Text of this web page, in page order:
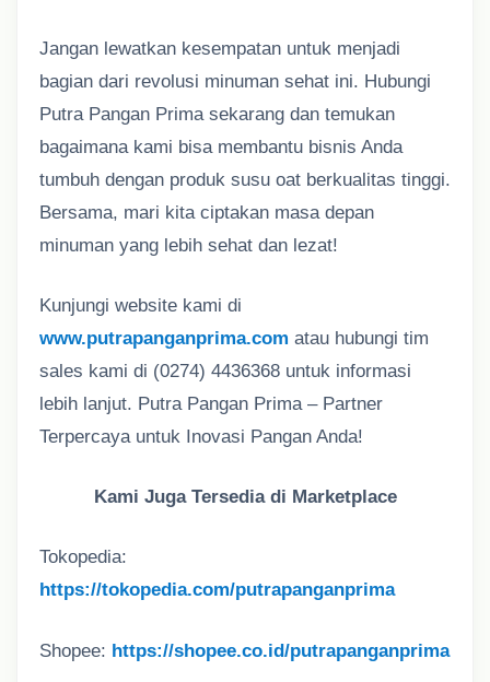
Jangan lewatkan kesempatan untuk menjadi
bagian dari revolusi minuman sehat ini. Hubungi
Putra Pangan Prima sekarang dan temukan
bagaimana kami bisa membantu bisnis Anda
tumbuh dengan produk susu oat berkualitas tinggi.
Bersama, mari kita ciptakan masa depan
minuman yang lebih sehat dan lezat!
Kunjungi website kami di
www.putrapanganprima.com atau hubungi tim
sales kami di (0274) 4436368 untuk informasi
lebih lanjut. Putra Pangan Prima – Partner
Terpercaya untuk Inovasi Pangan Anda!
Kami Juga Tersedia di Marketplace
Tokopedia:
https://tokopedia.com/putrapanganprima
Shopee: https://shopee.co.id/putrapanganprima